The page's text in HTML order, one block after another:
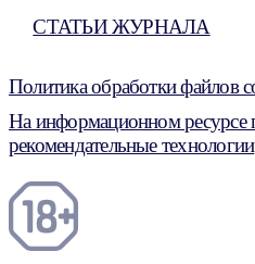
СТАТЬИ ЖУРНАЛА
Политика обработки файлов
На информационном ресурсе
рекомендательные технологии